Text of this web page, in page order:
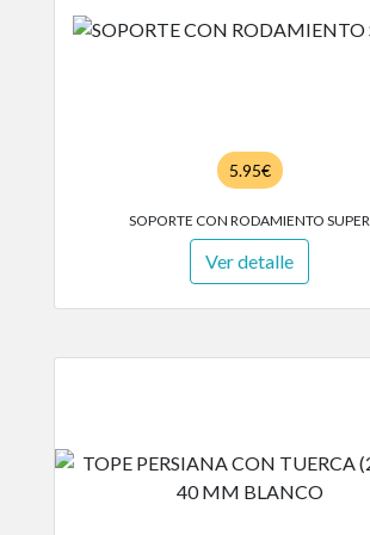
5.95€
SOPORTE CON RODAMIENTO SUPER
Ver detalle